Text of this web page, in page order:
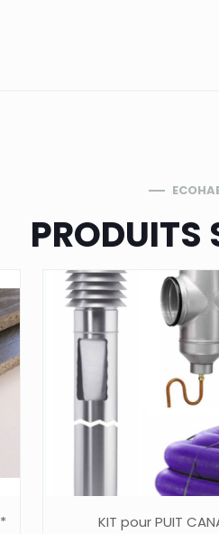
PRODUITS
KIT pour PUIT